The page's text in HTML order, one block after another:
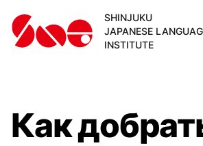
SHINJUKU
JAPANESE
INSTITUTE
Как